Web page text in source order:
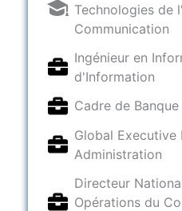
Technologies de
Communication
Ingénieur en
d'Information
Cadre de Banque
Global Executive
Administration
Directeur
Opérations du